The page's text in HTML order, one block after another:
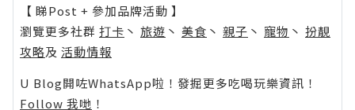
【 睇Post + 參加品牌活動 】
瀏覽更多社群 打卡 丶 旅遊 丶 美食 丶 親子 丶 寵物 丶 扮靚
攻略及 活動情報
U Blog開咗WhatsApp啦！發掘更多吃喝玩樂資訊！
Follow 我哋 ！